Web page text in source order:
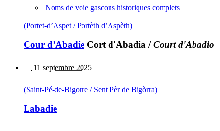
Noms de voie gascons historiques complets
(Portet-d’Aspet / Portèth d’Aspèth)
Cour d’Abadie Cort d'Abadia /Court d'Abadio
11 septembre 2025
(Saint-Pé-de-Bigorre / Sent Pèr de Bigòrra)
Labadie